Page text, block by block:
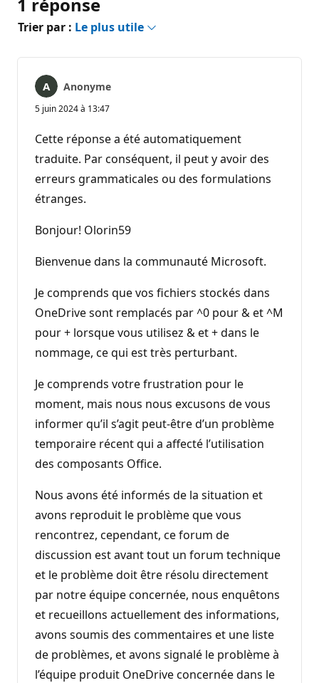
Trier par : Le plus utile
Anonyme
5 juin 2024 à 13:47
Cette réponse a été automatiquement
traduite. Par conséquent, il peut y avoir des
erreurs grammaticales ou des formulations
étranges.
Bonjour! Olorin59
Bienvenue dans la communauté Microsoft.
Je comprends que vos fichiers stockés dans
OneDrive sont remplacés par ^0 pour & et ^M
pour + lorsque vous utilisez & et + dans le
nommage, ce qui est très perturbant.
Je comprends votre frustration pour le
moment, mais nous nous excusons de vous
informer qu’il s’agit peut-être d’un problème
temporaire récent qui a affecté l’utilisation
des composants Office.
Nous avons été informés de la situation et
avons reproduit le problème que vous
rencontrez, cependant, ce forum de
discussion est avant tout un forum technique
et le problème doit être résolu directement
par notre équipe concernée, nous enquêtons
et recueillons actuellement des informations,
avons soumis des commentaires et une liste
de problèmes, et avons signalé le problème à
l’équipe produit OneDrive concernée dans le